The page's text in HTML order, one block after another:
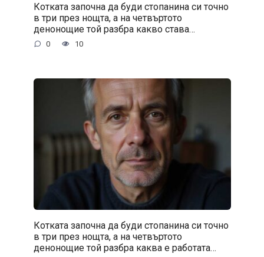
Котката започна да буди стопанина си точно
в три през нощта, а на четвъртото
денонощие той разбра какво става…
0 10
Котката започна да буди стопанина си точно
в три през нощта, а на четвъртото
денонощие той разбра каква е работата…